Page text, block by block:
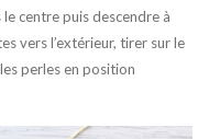
centre puis descendre à
vers l’extérieur, tirer sur le
perles en position